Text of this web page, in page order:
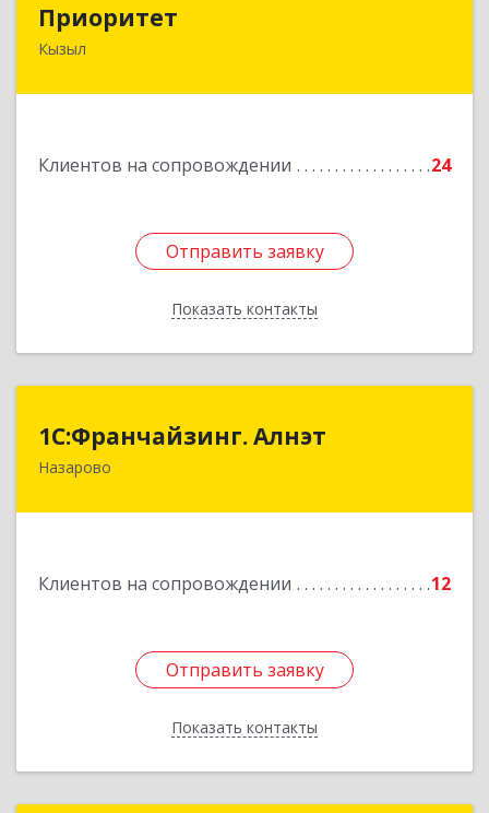
Приоритет
Кызыл
Клиентов на сопровождении 24
Отправить заявку
Показать контакты
667000, Тыва Респ, Кызыл г, Комсомольская ул,
Отправить заявку
Назад
1С:Франчайзинг. Алнэт
Назарово
Клиентов на сопровождении 12
Отправить заявку
Показать контакты
1С:Франчайзинг. Алнэт
662200, Красноярский край, Назарово г,
Отправить заявку
Назад